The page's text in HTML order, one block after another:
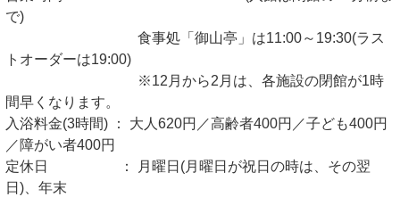
で)
食事処「御山亭」は11:00～19:30(ラス
トオーダーは19:00)
※12月から2月は、各施設の閉館が1時
間早くなります。
入浴料金(3時間) ： 大人620円／高齢者400円／子ども400円
／障がい者400円
定休日 ： 月曜日(月曜日が祝日の時は、その翌
日)、年末